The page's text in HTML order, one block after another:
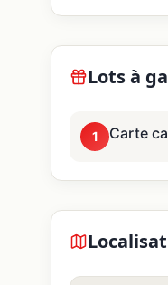
Lots à
1 Carte